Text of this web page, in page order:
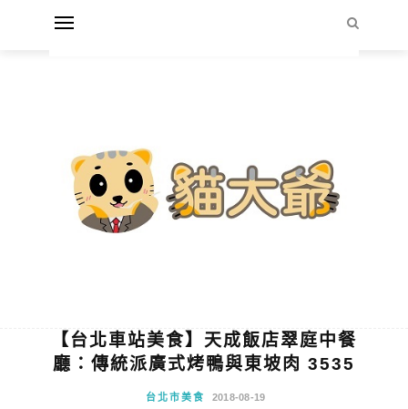
【台北車站美食】天成飯店翠庭中餐
廳：傳統派廣式烤鴨與東坡肉 3535
台北市美食 2018-08-19